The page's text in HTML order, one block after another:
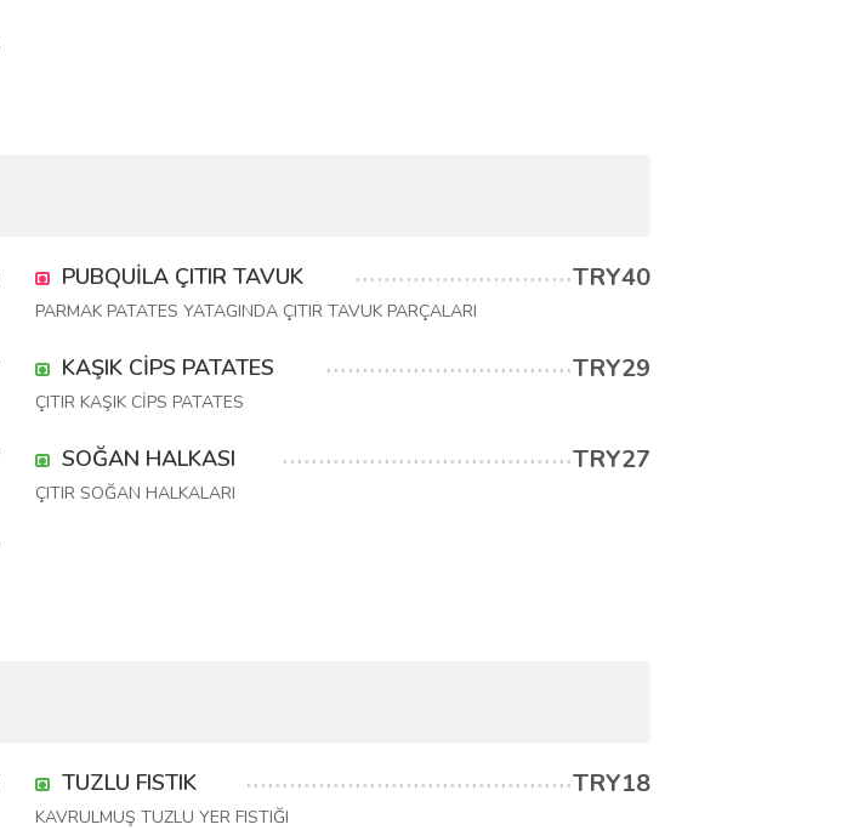
PUBQUİLA ÇITIR TAVUK TRY40
PARMAK PATATES YATAGINDA ÇITIR TAVUK PARÇALARI
KAŞIK CİPS PATATES TRY29
ÇITIR KAŞIK CİPS PATATES
SOĞAN HALKASI TRY27
ÇITIR SOĞAN HALKALARI
TUZLU FISTIK TRY18
KAVRULMUŞ TUZLU YER FISTIĞI